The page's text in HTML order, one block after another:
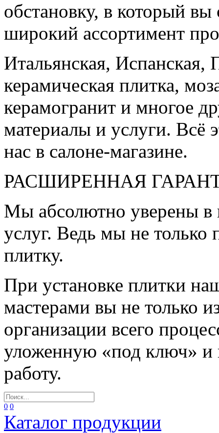
обстановку, в который
широкий ассортимент
Итальянская, Испанская,
керамическая плитка,
керамогранит и многое
материалы и услуги. Всё
нас в салоне-магазине.
РАСШИРЕННАЯ
Мы абсолютно уверены в
услуг. Ведь мы не
плитку.
При установке плитки
мастерами вы не только
организации всего
уложенную «под ключ» и
работу.
0 0
Каталог продукции